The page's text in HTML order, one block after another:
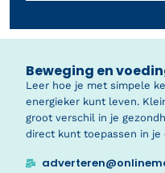
Beweging en
Leer hoe je met simpele
energieker kunt leven.
groot verschil in je
direct kunt toepassen in je